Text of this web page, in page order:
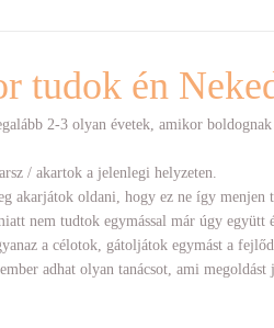
tudok én
2-3 olyan évetek, amikor
/ akartok a jelenlegi helyzeten.
akarjátok oldani, hogy ez ne így menjen
nem tudtok egymással már úgy
a célotok, gátoljátok egymást a
adhat olyan tanácsot, ami megoldást